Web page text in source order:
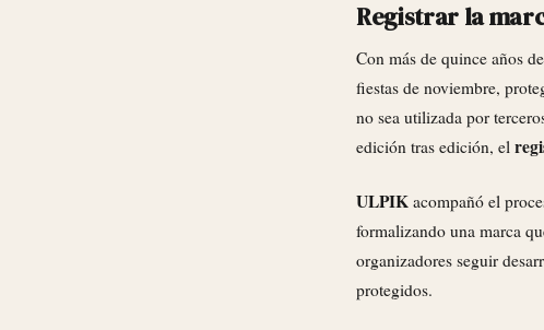
Registrar la
Con más de quince años
fiestas de noviembre,
no sea utilizada por
edición tras edición, el
ULPIK acompañó el
formalizando una marca
organizadores seguir
protegidos.